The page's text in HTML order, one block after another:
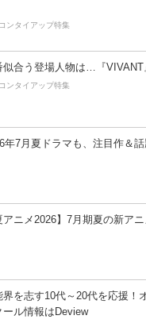
ンタイアップ特集
似合う登場人物は…『VIVANT
ンタイアップ特集
年7月夏ドラマも、注目作＆話
アニメ2026】7月期夏の新ア
界を志す10代～20代を応援！
ール情報はDeview